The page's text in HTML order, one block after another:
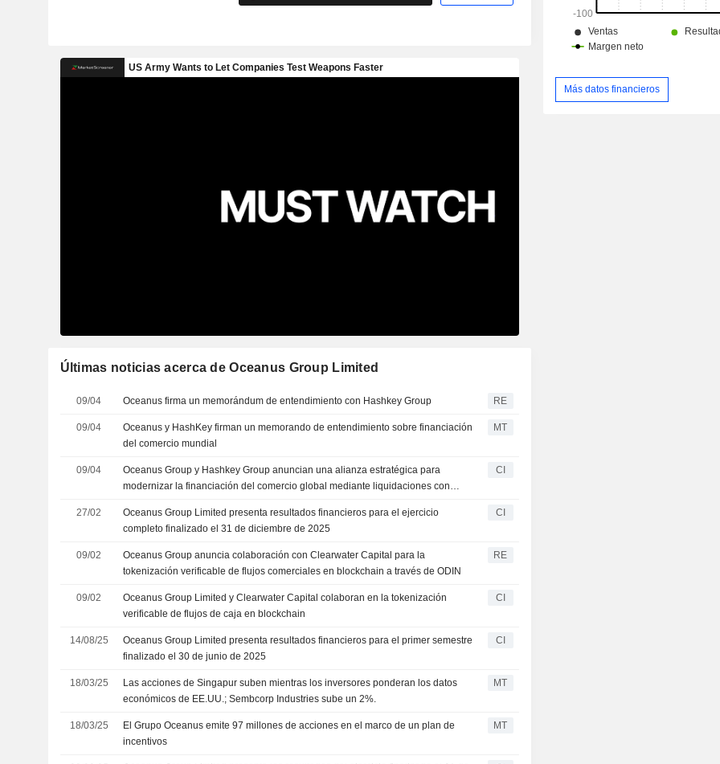
Últimas noticias acerca de Oceanus Group Limited
09/04 Oceanus firma un memorándum de entendimiento con Hashkey Group RE
09/04
Oceanus y HashKey firman un memorando de entendimiento sobre financiación
del comercio mundial
MT
09/04
Oceanus Group y Hashkey Group anuncian una alianza estratégica para
modernizar la financiación del comercio global mediante liquidaciones con
CI
27/02
Oceanus Group Limited presenta resultados financieros para el ejercicio
completo finalizado el 31 de diciembre de 2025
CI
09/02
Oceanus Group anuncia colaboración con Clearwater Capital para la
tokenización verificable de flujos comerciales en blockchain a través de ODIN
RE
09/02
Oceanus Group Limited y Clearwater Capital colaboran en la tokenización
verificable de flujos de caja en blockchain
CI
14/08/25
Oceanus Group Limited presenta resultados financieros para el primer semestre
finalizado el 30 de junio de 2025
CI
18/03/25
Las acciones de Singapur suben mientras los inversores ponderan los datos
económicos de EE.UU.; Sembcorp Industries sube un 2%.
MT
18/03/25
El Grupo Oceanus emite 97 millones de acciones en el marco de un plan de
incentivos
MT
Más datos financieros